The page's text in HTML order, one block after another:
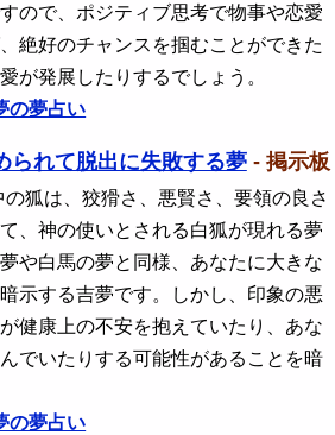
ので、ポジティブ思考で物事や恋愛
絶好のチャンスを掴むことができた
が発展したりするでしょう。
の夢占い
られて脱出に失敗する夢- 掲示板
の狐は、狡猾さ、悪賢さ、要領の良さ
、神の使いとされる白狐が現れる夢
や白馬の夢と同様、あなたに大きな
示する吉夢です。しかし、印象の悪
健康上の不安を抱えていたり、あな
でいたりする可能性があることを暗
の夢占い